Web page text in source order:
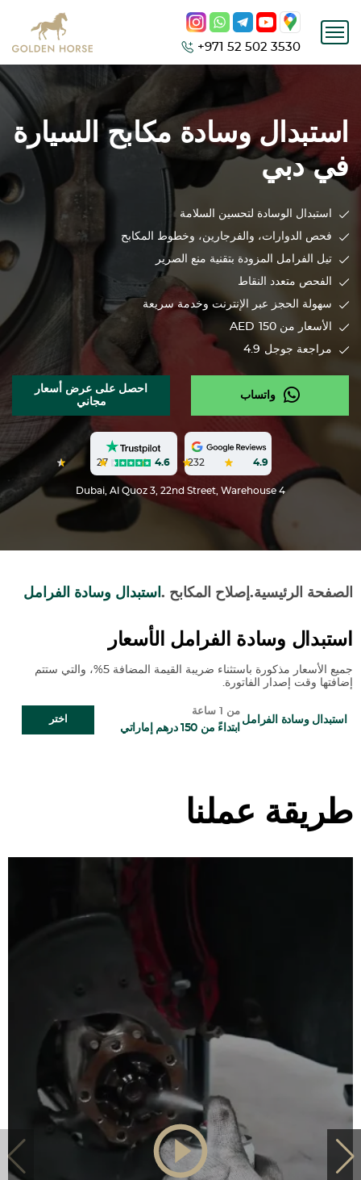
+971 52 502 3530
استبدال وسادة مكابح السيارة
في دبي
استبدال الوسادة لتحسين السلامة
فحص الدوارات، والفرجارين، وخطوط المكابح
تيل الفرامل المزودة بتقنية منع الصرير
الفحص متعدد النقاط
سهولة الحجز عبر الإنترنت وخدمة سريعة
الأسعار من 150
AED
مراجعة جوجل 4.9
واتساب
احصل على عرض أسعار
مجاني
4.9
232
4.6
27
Dubai, Al Quoz 3, 22nd Street, Warehouse 4
الصفحة الرئيسية. إصلاح المكابح . استبدال وسادة الفرامل
استبدال وسادة الفرامل الأسعار
جميع الأسعار مذكورة باستثناء ضريبة القيمة المضافة 5%، والتي ستتم
إضافتها وقت إصدار الفاتورة.
استبدال وسادة الفرامل
من 1 ساعة
ابتداءً من 150 درهم إماراتي
اختر
طريقة عملنا